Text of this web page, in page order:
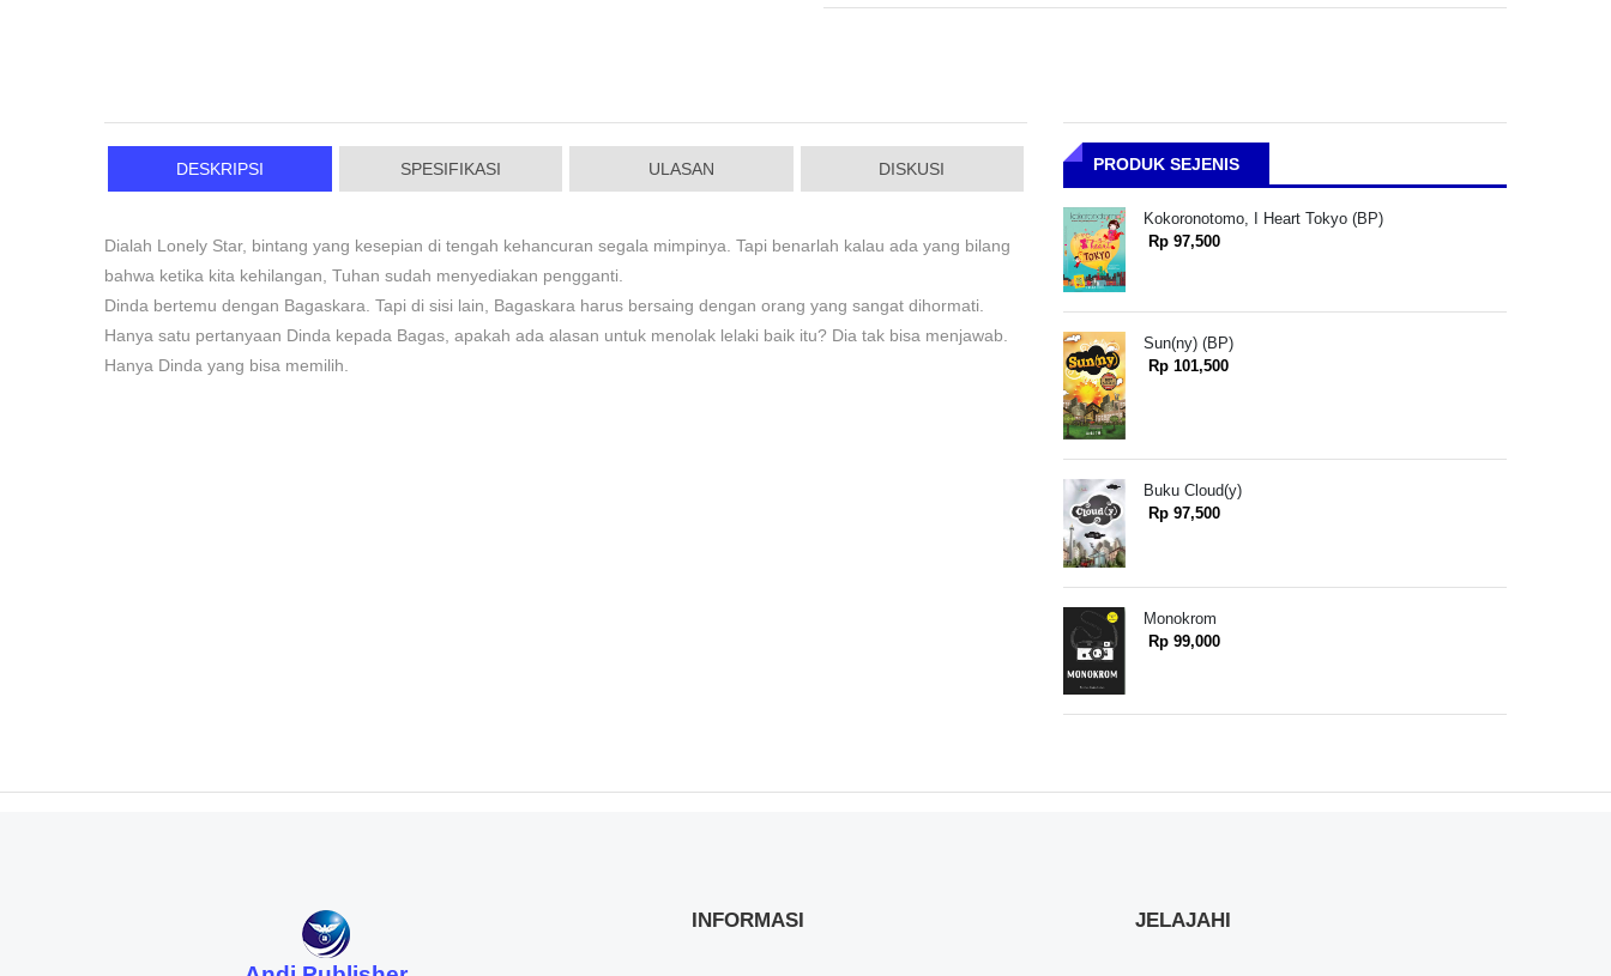
DESKRIPSI SPESIFIKASI ULASAN DISKUSI
Dialah Lonely Star, bintang yang kesepian di tengah kehancuran segala mimpinya. Tapi benarlah kalau ada yang bilang
bahwa ketika kita kehilangan, Tuhan sudah menyediakan pengganti.
Dinda bertemu dengan Bagaskara. Tapi di sisi lain, Bagaskara harus bersaing dengan orang yang sangat dihormati.
Hanya satu pertanyaan Dinda kepada Bagas, apakah ada alasan untuk menolak lelaki baik itu? Dia tak bisa menjawab.
Hanya Dinda yang bisa memilih.
PRODUK SEJENIS
Kokoronotomo, I Heart Tokyo (BP)
Rp 97,500
Sun(ny) (BP)
Rp 101,500
Buku Cloud(y)
Rp 97,500
Monokrom
Rp 99,000
INFORMASI JELAJAHI